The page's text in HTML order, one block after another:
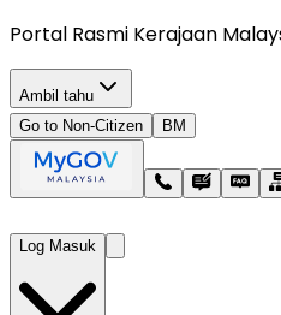
Portal Rasmi Kerajaan
Ambil tahu
Go to Non-Citizen
BM
Log Masuk